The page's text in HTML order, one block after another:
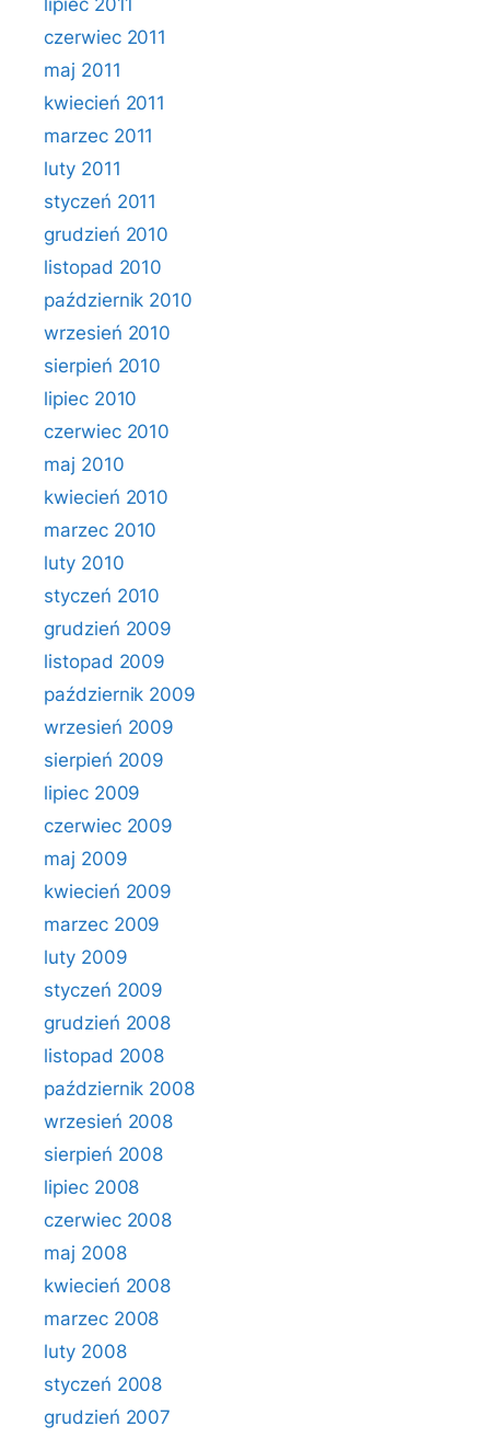
lipiec 2011
czerwiec 2011
maj 2011
kwiecień 2011
marzec 2011
luty 2011
styczeń 2011
grudzień 2010
listopad 2010
październik 2010
wrzesień 2010
sierpień 2010
lipiec 2010
czerwiec 2010
maj 2010
kwiecień 2010
marzec 2010
luty 2010
styczeń 2010
grudzień 2009
listopad 2009
październik 2009
wrzesień 2009
sierpień 2009
lipiec 2009
czerwiec 2009
maj 2009
kwiecień 2009
marzec 2009
luty 2009
styczeń 2009
grudzień 2008
listopad 2008
październik 2008
wrzesień 2008
sierpień 2008
lipiec 2008
czerwiec 2008
maj 2008
kwiecień 2008
marzec 2008
luty 2008
styczeń 2008
grudzień 2007